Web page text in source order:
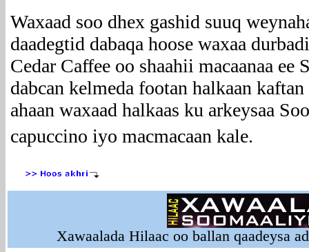
Waxaad soo dhex gashid suuq
daadegtid dabaqa hoose waxaa
Cedar Caffee oo shaahii macaanaa
dabcan kelmeda footan halkaan
ahaan waxaad halkaas ku arkeysaa
capuccino iyo macmacaan kale.
Xawaalada Hilaac oo ballan qaadeysa